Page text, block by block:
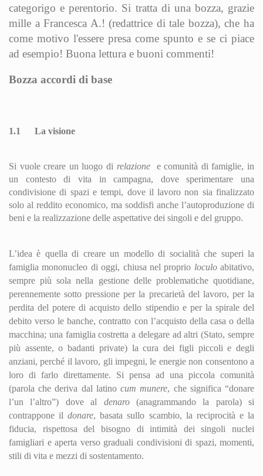
categorigo e perentorio. Si tratta di una bozza, grazie
mille a Francesca A.! (redattrice di tale bozza), che ha
come motivo l'essere presa come spunto e se ci piace
ad esempio! Buona lettura e buoni commenti!
Bozza accordi di base
1.1 La visione
Si vuole creare un luogo di relazione
e comunità di famiglie, in
un contesto di vita in campagna, dove sperimentare una
condivisione di spazi e tempi, dove il lavoro non sia finalizzato
solo al reddito economico, ma soddisfi anche l’autoproduzione di
beni e la realizzazione delle aspettative dei singoli e del gruppo.
L’idea è quella di creare un modello di socialità che superi la
famiglia mononucleo di oggi, chiusa nel proprio loculoabitativo,
sempre più sola nella gestione delle problematiche quotidiane,
perennemente sotto pressione per la precarietà del lavoro, per la
perdita del potere di acquisto dello stipendio e per la spirale del
debito verso le banche, contratto con l’acquisto della casa o della
macchina; una famiglia costretta a delegare ad altri (Stato, sempre
più assente, o badanti private) la cura dei figli piccoli e degli
anziani, perché il lavoro, gli impegni, le energie non consentono a
loro di farlo direttamente. Si pensa ad una piccola comunità
(parola che deriva dal latinocum munere, che significa “donare
l’un l’altro”) dove al denaro(anagrammando la parola) si
contrappone ildonare, basata sullo scambio, la reciprocità e la
fiducia, rispettosa del bisogno di intimità dei singoli nuclei
famigliari e aperta verso graduali condivisioni di spazi, momenti,
stili di vita e mezzi di sostentamento.